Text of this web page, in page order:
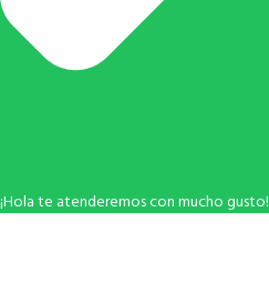
¡Hola te atenderemos con mucho gusto!